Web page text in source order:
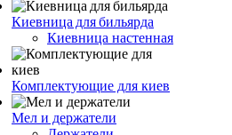
Киевница для бильярда
Киевница настенная
Комплектующие для киев
Мел и держатели